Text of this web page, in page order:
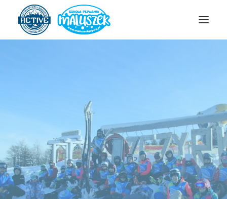
OBOZY/PÓŁKOLONIE
HARMONOGRAM
ZAPISY
GALERIA
KONTAKT